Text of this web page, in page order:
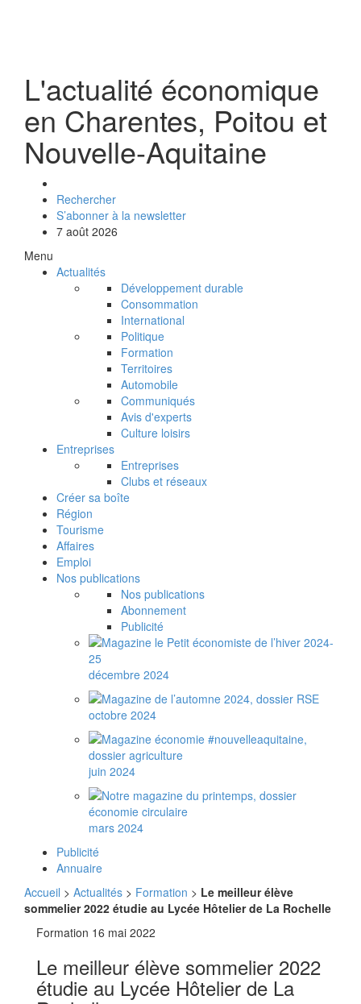
L'actualité économique
en Charentes, Poitou et
Nouvelle-Aquitaine
Rechercher
S’abonner à la newsletter
7 août 2026
Menu
Actualités
Développement durable
Consommation
International
Politique
Formation
Territoires
Automobile
Communiqués
Avis d'experts
Culture loisirs
Entreprises
Entreprises
Clubs et réseaux
Créer sa boîte
Région
Tourisme
Affaires
Emploi
Nos publications
Nos publications
Abonnement
Publicité
décembre 2024
octobre 2024
juin 2024
mars 2024
Publicité
Annuaire
Accueil > Actualités > Formation > Le meilleur élève
sommelier 2022 étudie au Lycée Hôtelier de La Rochelle
Formation 16 mai 2022
Le meilleur élève sommelier 2022
étudie au Lycée Hôtelier de La